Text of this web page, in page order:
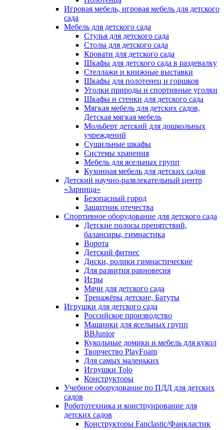
Игровая мебель, игровая мебель для детского
сада
Мебель для детского сада
Стулья для детского сада
Столы для детского сада
Кровати для детского сада
Шкафы для детского сада в раздевалку
Стеллажи и книжные выставки
Шкафы для полотенец и горшков
Уголки природы и спортивные уголки
Шкафы и стенки для детского сада
Мягкая мебель для детских садов,
Детская мягкая мебель
Мольберт детский для дошкольных
учреждений
Сушильные шкафы
Системы хранения
Мебель для ясельных групп
Кухонная мебель для детских садов
Детский научно-развлекательный центр
«Зарница»
Безопасный город
Защитник отечества
Спортивное оборудование для детского сада
Детские полосы препятствий,
балансиры, гимнастика
Ворота
Детский фитнес
Диски, ролики гимнастические
Для развития равновесия
Игры
Мячи для детского сада
Тренажёры детские, Батуты
Игрушки для детского сада
Российское производство
Машинки для ясельных групп
BBJunior
Кукольные домики и мебель для кукол
Творчество PlayFoam
Для самых маленьких
Игрушки Tolo
Конструкторы
Учебное оборудование по ПДД для детских
садов
Робототехника и конструирование для
детских садов
Конструкторы Fanclastic/Фанкластик